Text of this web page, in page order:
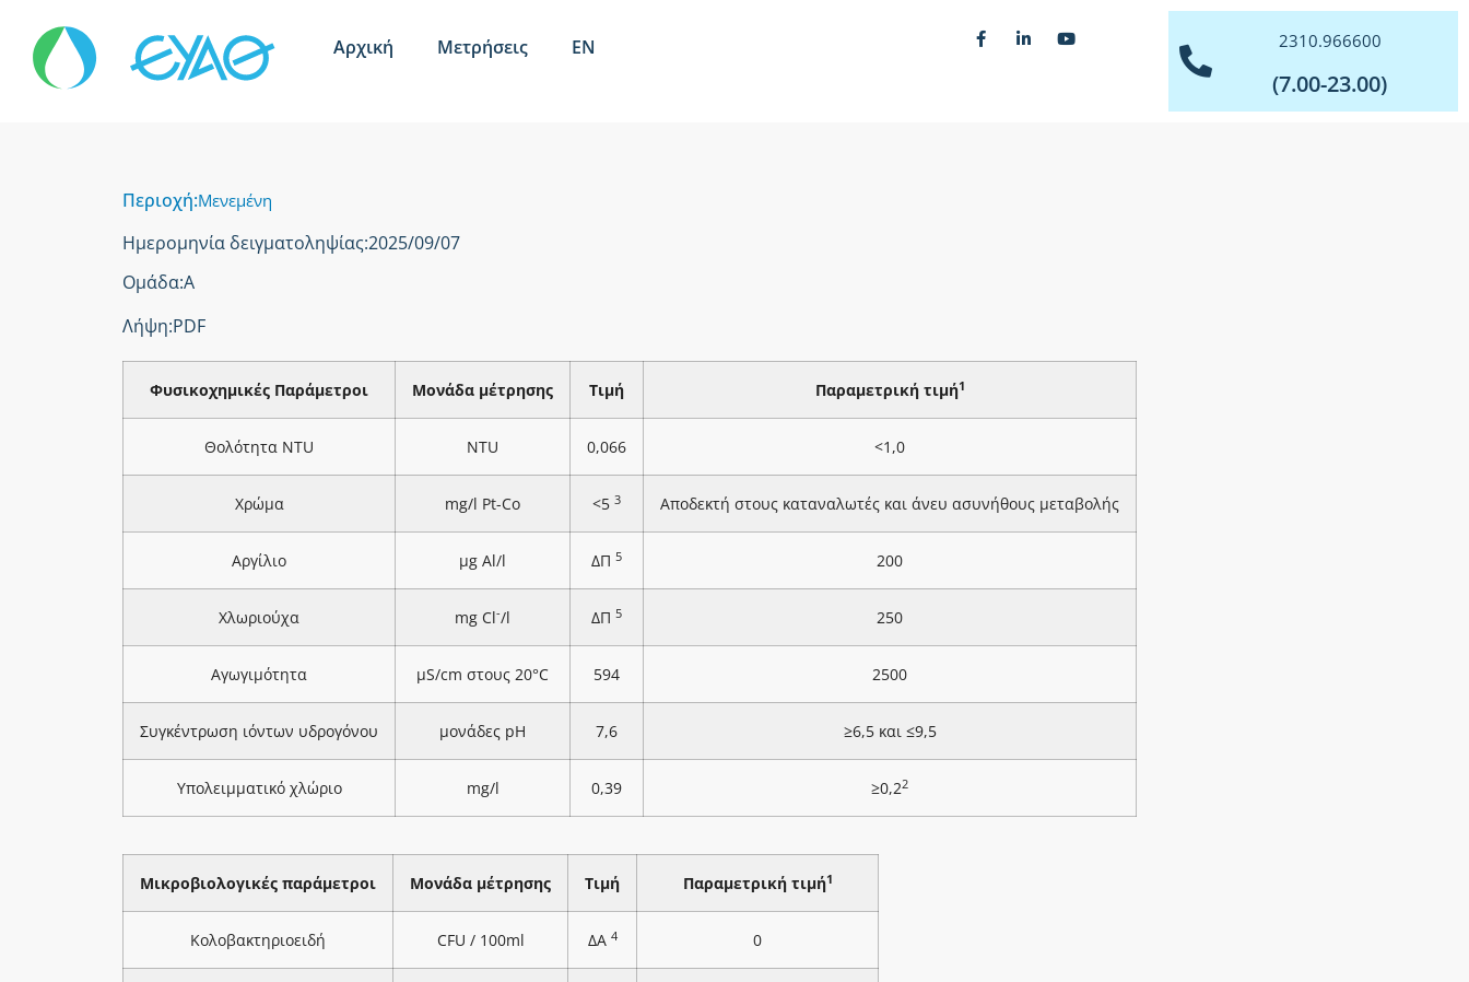
Αρχική Μετρήσεις EN 2310.966600
(7.00-23.00)
Περιοχή:Μενεμένη
Ημερομηνία δειγματοληψίας:2025/09/07
Ομάδα:Α
Λήψη:PDF
Φυσικοχημικές Παράμετροι Μονάδα μέτρησης Τιμή Παραμετρική τιμή1
Θολότητα NTU NTU 0,066 <1,0
Χρώμα mg/l Pt-Co <5 3 Αποδεκτή στους καταναλωτές και άνευ ασυνήθους μεταβολής
Αργίλιο μg Al/l ΔΠ 5 200
Χλωριούχα mg Cl-/l ΔΠ 5 250
Αγωγιμότητα μS/cm στους 20°C 594 2500
Συγκέντρωση ιόντων υδρογόνου μονάδες pH 7,6 ≥6,5 και ≤9,5
Υπολειμματικό χλώριο mg/l 0,39 ≥0,22
Μικροβιολογικές παράμετροι Μονάδα μέτρησης Τιμή Παραμετρική τιμή1
Κολοβακτηριοειδή CFU / 100ml ΔΑ 4 0